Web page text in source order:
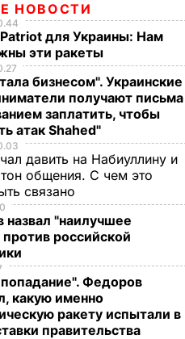
НОВОСТИ
для Украины: Нам
эти ракеты
бизнесом". Украинские
получают письма
заплатить, чтобы
атак Shahed"
давить на Набиуллину и
общения. С чем это
связано
"наилучшее
российской
Федоров
какую именно
ракету испытали в
правительства